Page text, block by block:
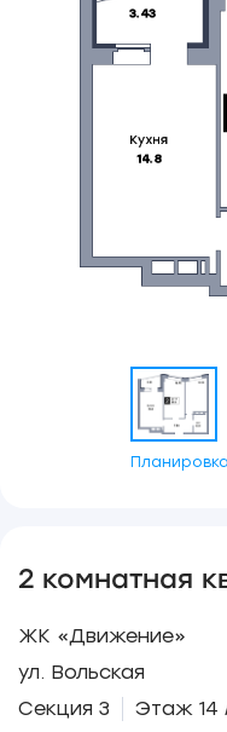
Планировка
2 комнатная
ЖК «Движение»
ул. Вольская
Секция 3
Этаж 14